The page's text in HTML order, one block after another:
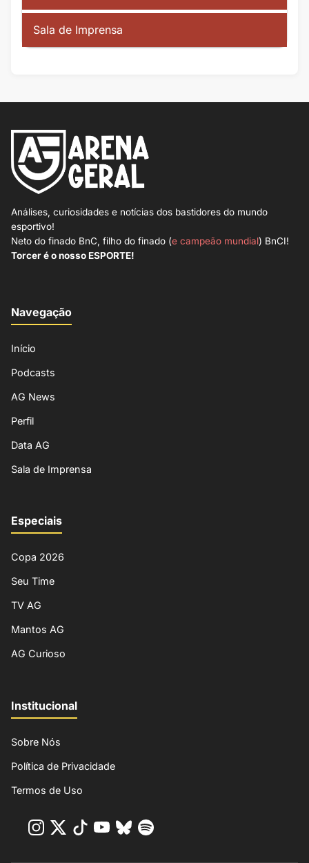
Sala de Imprensa
Análises, curiosidades e notícias dos bastidores do mundo
esportivo!
Neto do finado BnC, filho do finado (e campeão mundial) BnCI!
Torcer é o nosso ESPORTE!
Navegação
Início
Podcasts
AG News
Perfil
Data AG
Sala de Imprensa
Especiais
Copa 2026
Seu Time
TV AG
Mantos AG
AG Curioso
Institucional
Sobre Nós
Política de Privacidade
Termos de Uso